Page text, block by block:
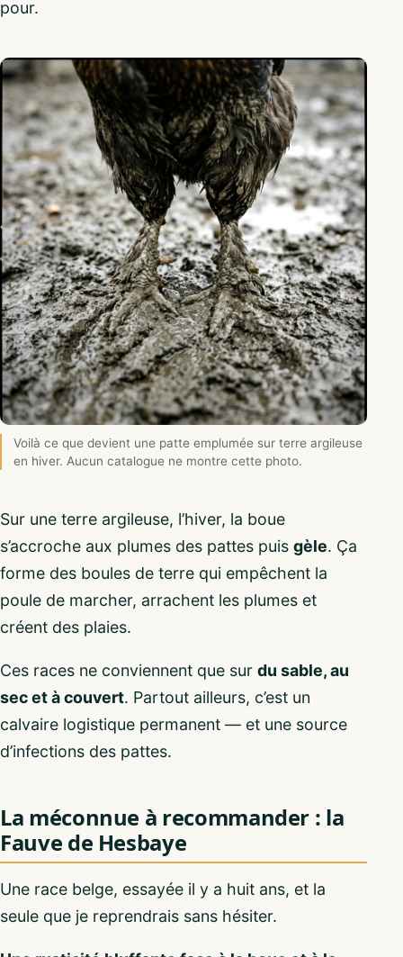
pour.
Voilà ce que devient une patte emplumée sur terre argileuse
en hiver. Aucun catalogue ne montre cette photo.
Sur une terre argileuse, l’hiver, la boue
s’accroche aux plumes des pattes puis gèle. Ça
forme des boules de terre qui empêchent la
poule de marcher, arrachent les plumes et
créent des plaies.
Ces races ne conviennent que sur du sable, au
sec et à couvert. Partout ailleurs, c’est un
calvaire logistique permanent — et une source
d’infections des pattes.
La méconnue à recommander : la
Fauve de Hesbaye
Une race belge, essayée il y a huit ans, et la
seule que je reprendrais sans hésiter.